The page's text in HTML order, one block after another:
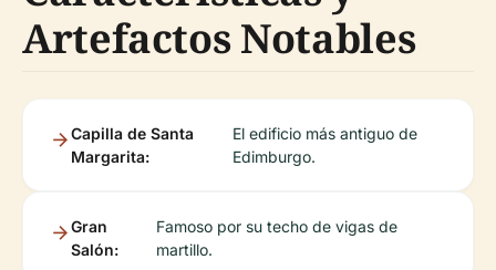
Artefactos Notables
Capilla de Santa
Margarita:
El edificio más antiguo de
Edimburgo.
Gran
Salón:
Famoso por su techo de vigas de
martillo.